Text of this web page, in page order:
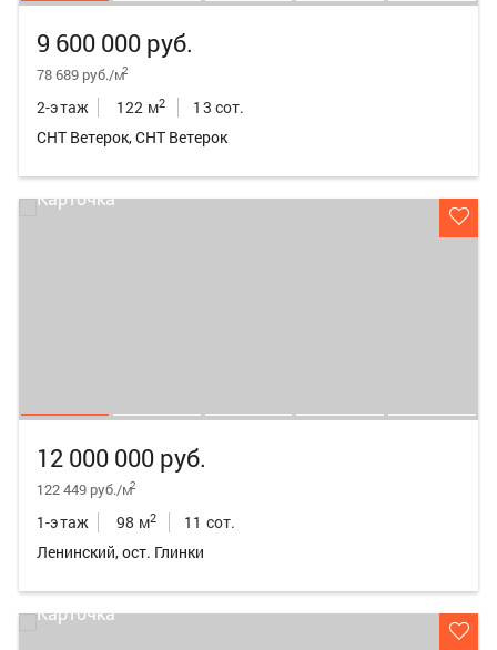
9 600 000 руб.
78 689 руб./м2
2-этаж 122 м2
13 сот.
СНТ Ветерок, СНТ Ветерок
12 000 000 руб.
122 449 руб./м2
1-этаж 98 м2
11 сот.
Ленинский, ост. Глинки